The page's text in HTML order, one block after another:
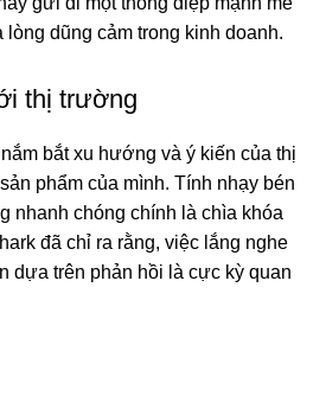
lòng dũng cảm trong kinh doanh.
thị trường
bắt xu hướng và ý kiến của thị
phẩm của mình. Tính nhạy bén
nhanh chóng chính là chìa khóa
đã chỉ ra rằng, việc lắng nghe
dựa trên phản hồi là cực kỳ quan